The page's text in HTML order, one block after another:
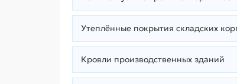
Утеплённые покрытия складских
Кровли производственных зданий